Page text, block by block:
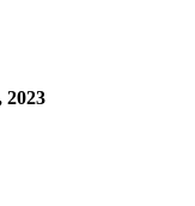
2023